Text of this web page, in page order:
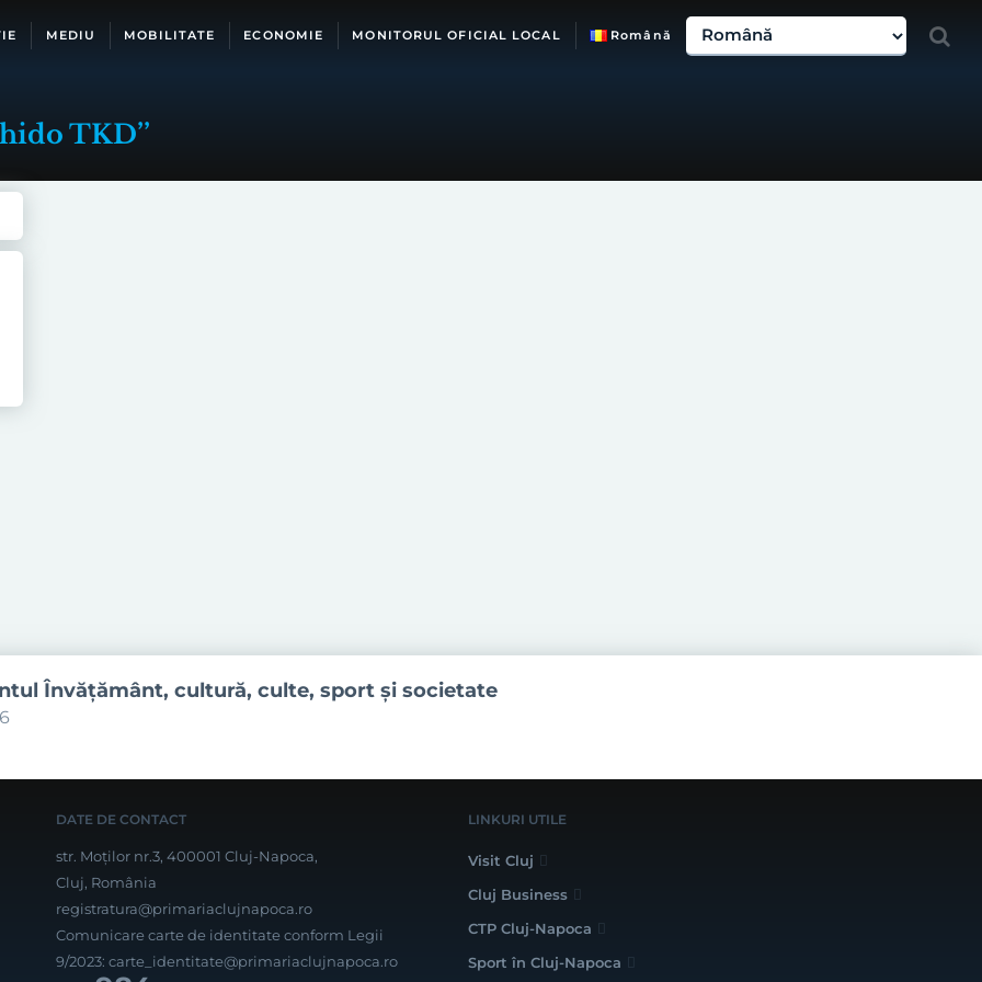
MEDIU MOBILITATE ECONOMIE MONITORUL OFICIAL LOCAL Română
TKD’’
Învăţământ, cultură, culte, sport şi societate
DATE DE CONTACT
str. Moților nr.3, 400001 Cluj-Napoca,
Cluj, România
registratura@primariaclujnapoca.ro
Comunicare carte de identitate conform Legii
9/2023: carte_identitate@primariaclujnapoca.ro
LINKURI UTILE
Visit Cluj
Cluj Business
CTP Cluj-Napoca
Sport în Cluj-Napoca